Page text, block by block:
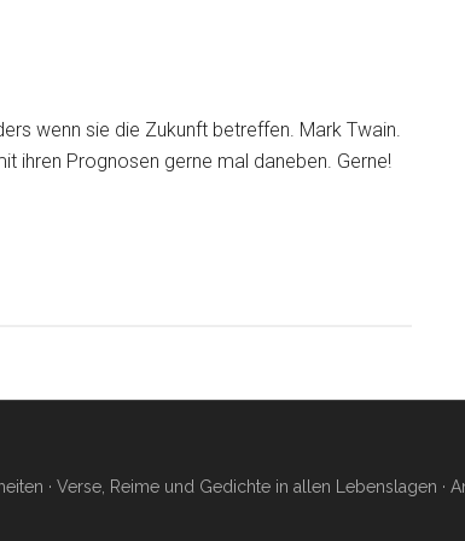
wenn sie die Zukunft betreffen. Mark Twain.
ihren Prognosen gerne mal daneben. Gerne!
· Verse, Reime und Gedichte in allen Lebenslagen ·